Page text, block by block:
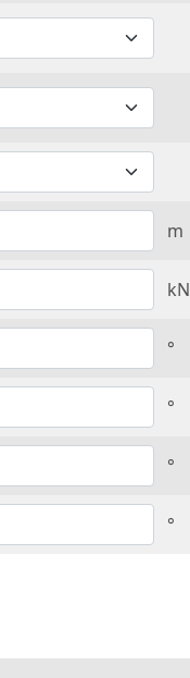
m
°
°
°
°